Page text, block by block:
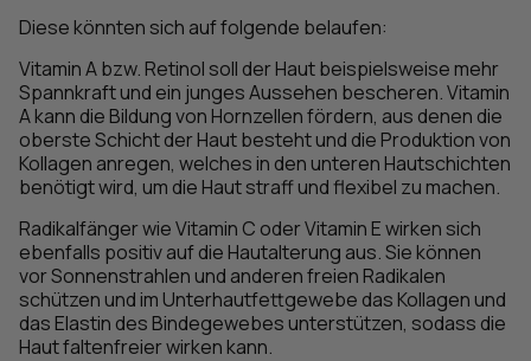
Diese könnten sich auf folgende belaufen:
Vitamin A bzw. Retinol soll der Haut beispielsweise mehr
Spannkraft und ein junges Aussehen bescheren. Vitamin
A kann die Bildung von Hornzellen fördern, aus denen die
oberste Schicht der Haut besteht und die Produktion von
Kollagen anregen, welches in den unteren Hautschichten
benötigt wird, um die Haut straff und flexibel zu machen.
Radikalfänger wie Vitamin C oder Vitamin E wirken sich
ebenfalls positiv auf die Hautalterung aus. Sie können
vor Sonnenstrahlen und anderen freien Radikalen
schützen und im Unterhautfettgewebe das Kollagen und
das Elastin des Bindegewebes unterstützen, sodass die
Haut faltenfreier wirken kann.